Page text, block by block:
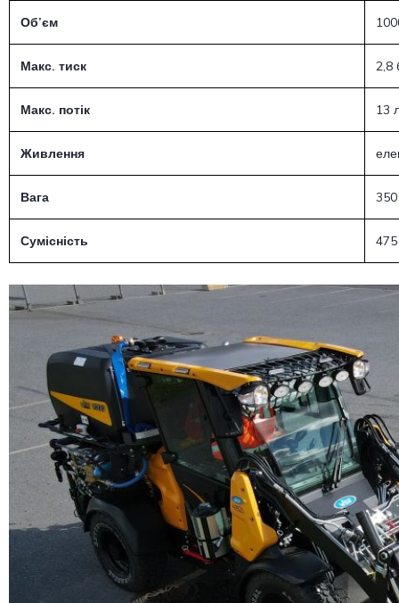
Об’єм
Макс. тиск 2,8
Макс. потік 13
Живлення
Вага 350
Сумісність